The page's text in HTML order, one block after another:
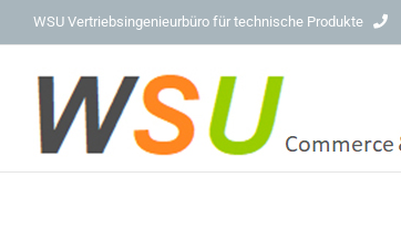
to
content
WSU Vertriebsingenieurbüro für technische Produkte